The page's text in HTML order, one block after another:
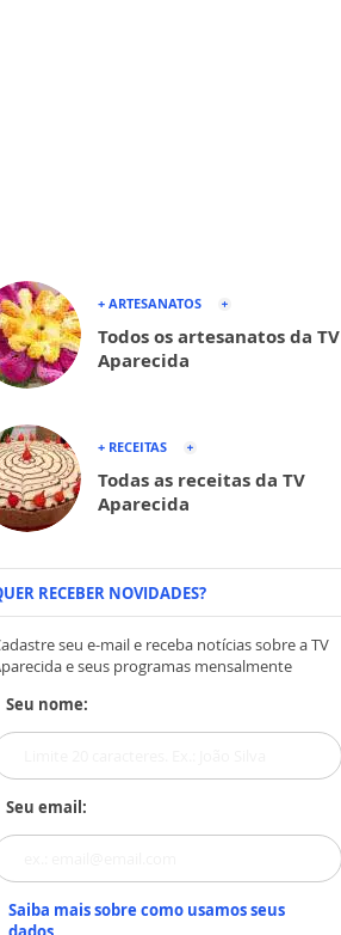
+ ARTESANATOS
Todos os artesanatos da TV
Aparecida
+ RECEITAS
Todas as receitas da TV
Aparecida
RECEBER NOVIDADES?
seu e-mail e receba notícias sobre a TV
e seus programas mensalmente
Seu nome:
Seu email:
Saiba mais sobre como usamos seus